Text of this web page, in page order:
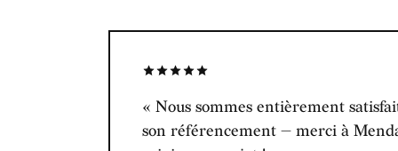
« Nous sommes entièrement
son référencement — merci à